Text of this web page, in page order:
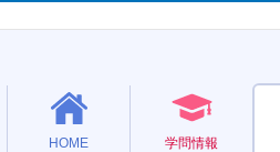
HOME 学問情報